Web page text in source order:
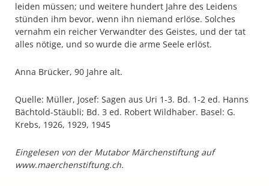
leiden müssen; und weitere hundert Jahre des Leidens
stünden ihm bevor, wenn ihn niemand erlöse. Solches
vernahm ein reicher Verwandter des Geistes, und der tat
alles nötige, und so wurde die arme Seele erlöst.
Anna Brücker, 90 Jahre alt.
Quelle: Müller, Josef: Sagen aus Uri 1-3. Bd. 1-2 ed. Hanns
Bächtold-Stäubli; Bd. 3 ed. Robert Wildhaber. Basel: G.
Krebs, 1926, 1929, 1945
Eingelesen von der Mutabor Märchenstiftung auf
www.maerchenstiftung.ch.